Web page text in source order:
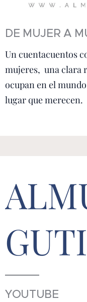
DE MUJER A
Un cuentacuentos
mujeres, una clara
ocupan en el
lugar que merecen.
YOUTUBE